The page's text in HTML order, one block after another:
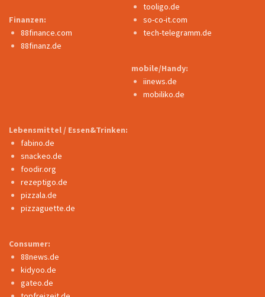
Finanzen:
88finance.com
88finanz.de
tooligo.de
so-co-it.com
tech-telegramm.de
mobile/Handy:
iinews.de
mobiliko.de
Lebensmittel / Essen&Trinken:
fabino.de
snackeo.de
foodir.org
rezeptigo.de
pizzala.de
pizzaguette.de
Consumer:
88news.de
kidyoo.de
gateo.de